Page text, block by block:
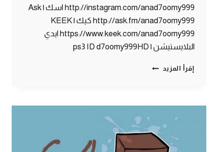
http://instagram.com/anad7oomy999 اسك | Ask
http://ask.fm/anad7oomy999 كيك | KEEK
https://www.keek.com/anad7oomy999 ايدي
البلايستيشن | ps3 ID d7oomy999HD
إقرأ المزيد ماين
ظلم
65#
MINECRAFT